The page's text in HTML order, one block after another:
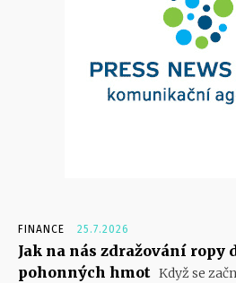
FINANCE 25.7.2026
Jak na nás zdražování ropy
pohonných hmot Když se